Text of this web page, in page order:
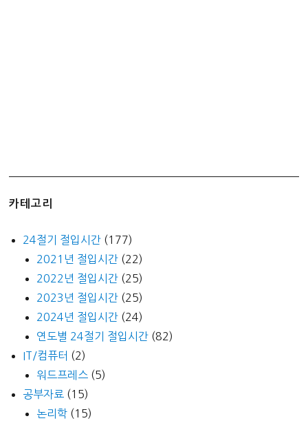
카테고리
24절기 절입시간 (177)
2021년 절입시간 (22)
2022년 절입시간 (25)
2023년 절입시간 (25)
2024년 절입시간 (24)
연도별 24절기 절입시간 (82)
IT/컴퓨터 (2)
워드프레스 (5)
공부자료 (15)
논리학 (15)